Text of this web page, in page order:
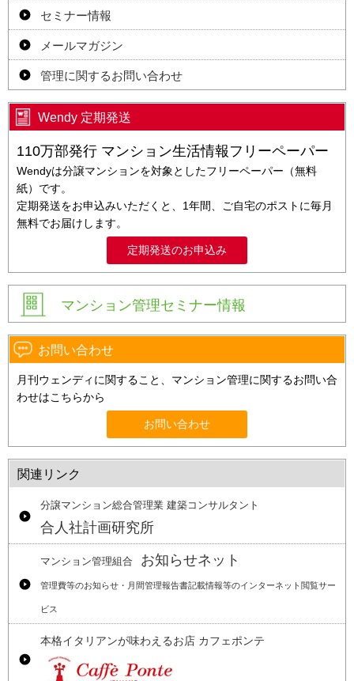
セミナー情報
メールマガジン
管理に関するお問い合わせ
Wendy 定期発送
110万部発行 マンション生活情報フリーペーパー
Wendyは分譲マンションを対象としたフリーペーパー（無料
紙）です。
定期発送をお申込みいただくと、1年間、ご自宅のポストに毎月
無料でお届けします。
定期発送のお申込み
マンション管理セミナー情報
お問い合わせ
月刊ウェンディに関すること、マンション管理に関するお問い合
わせはこちらから
お問い合わせ
関連リンク
分譲マンション総合管理業 建築コンサルタント
合人社計画研究所
マンション管理組合 お知らせネット
管理費等のお知らせ・月間管理報告書記載情報等のインターネット閲覧サー
ビス
本格イタリアンが味わえるお店 カフェポンテ